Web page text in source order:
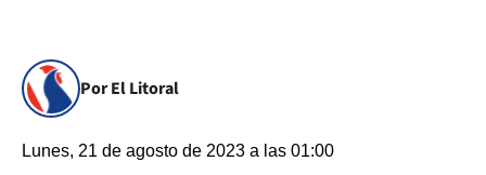
Por El Litoral
Lunes, 21 de agosto de 2023 a las 01:00